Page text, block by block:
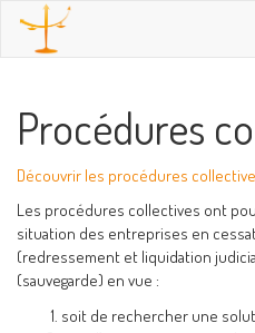
Procédures
Découvrir les procédures
Les procédures collectives ont
situation des entreprises en
(redressement et liquidation
(sauvegarde) en vue :
soit de rechercher une